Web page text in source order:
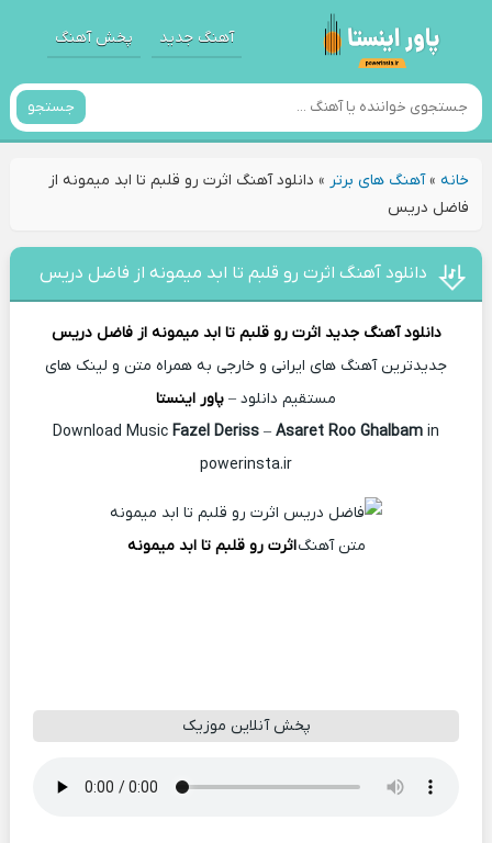
آهنگ جدید پخش آهنگ
جستجو
خانه»آهنگ های برتر » دانلود آهنگ اثرت رو قلبم تا ابد میمونه از
فاضل دریس
دانلود آهنگ اثرت رو قلبم تا ابد میمونه از فاضل دریس
دانلود آهنگ جدید اثرت رو قلبم تا ابد میمونه ازفاضل دریس
جدیدترین آهنگ های ایرانی و خارجی به همراه متن و لینک های
مستقیم دانلود – پاور اینستا
Fazel Deriss– Asaret Roo Ghalbam in
powerinsta.ir
متن آهنگاثرت رو قلبم تا ابد میمونه
پخش آنلاین موزیک